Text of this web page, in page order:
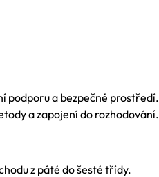
podporu a bezpečné prostředí.
a zapojení do rozhodování.
z páté do šesté třídy.